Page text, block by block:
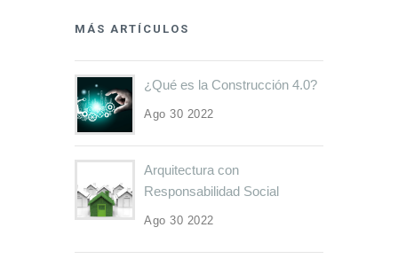
MÁS ARTÍCULOS
¿Qué es la Construcción 4.0?
Ago 30 2022
Arquitectura con
Responsabilidad Social
Ago 30 2022